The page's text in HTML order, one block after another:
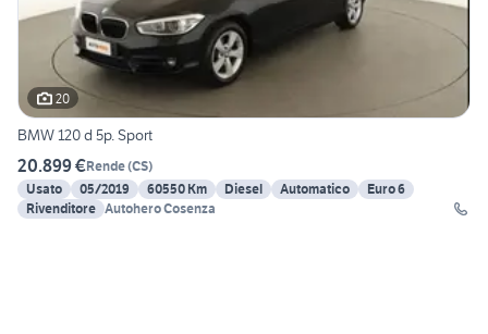
20
BMW 120 d 5p. Sport
20.899 €Rende(CS)
Usato
05/2019 60550 Km Diesel Automatico
Euro 6
Rivenditore Autohero Cosenza